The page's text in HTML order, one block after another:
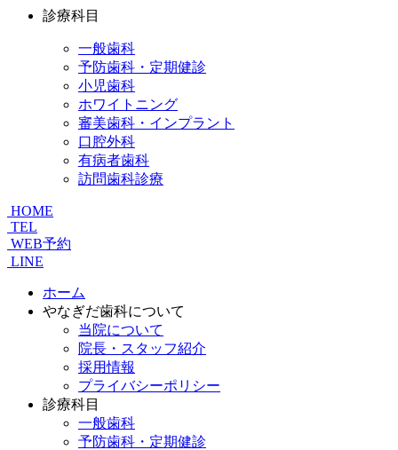
診療科目
一般歯科
予防歯科・定期健診
小児歯科
ホワイトニング
審美歯科・インプラント
口腔外科
有病者歯科
訪問歯科診療
HOME
TEL
WEB予約
LINE
ホーム
やなぎだ歯科について
当院について
院長・スタッフ紹介
採用情報
プライバシーポリシー
診療科目
一般歯科
予防歯科・定期健診